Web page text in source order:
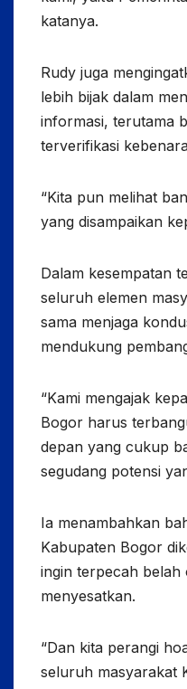
katanya.
Rudy juga
lebih bijak dalam
informasi, terutama
terverifikasi
“Kita pun melihat
yang disampaikan
Dalam kesempatan
seluruh elemen
sama menjaga
mendukung
“Kami mengajak
Bogor harus
depan yang cukup
segudang potensi
Ia menambahkan
Kabupaten Bogor
ingin terpecah
menyesatkan.
“Dan kita perangi
seluruh masyarakat